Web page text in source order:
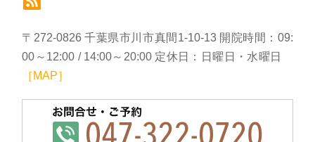
〒272-0826 千葉県市川市真間1-10-13 開院時間：09:
00～12:00 / 14:00～20:00 定休日：日曜日・水曜日
［MAP］